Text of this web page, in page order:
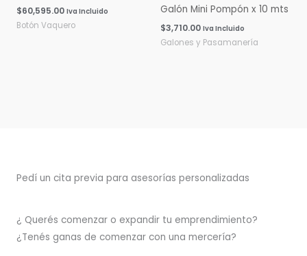
$60,595.00 Iva Incluido
Botón Vaquero
Galón Mini Pompón x 10 mts
$3,710.00 Iva Incluido
Galones y Pasamanería
Pedí un cita previa para asesorías personalizadas
¿ Querés comenzar o expandir tu emprendimiento?
¿Tenés ganas de comenzar con una mercería?